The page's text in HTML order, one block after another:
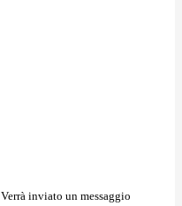
Verrà inviato un messaggio